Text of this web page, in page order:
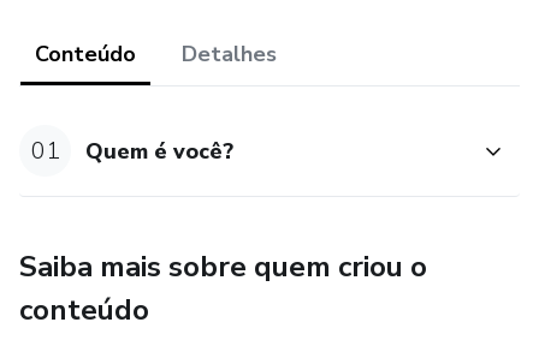
sentimentos, a sentir culpa pelo que sentem e a viver em
Ela nasce do discernimento da consciência.
compreender, à luz da Bíblia e da psicologia, a relação
entre corpo, desejo, culpa e decisões morais. Você vai
entender como o corpo funciona, por que surgem conflitos
Conteúdo Detalhes
01 Quem é você?
Saiba mais sobre quem criou o
conteúdo